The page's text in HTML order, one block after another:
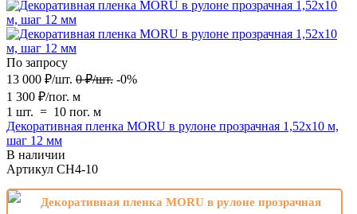
По запросу
13 000 ₽/шт. 0 ₽/шт. -0%
1 300 ₽/пог. м
1 шт. = 10 пог. м
Декоративная пленка MORU в рулоне прозрачная 1,52х10 м,
шаг 12 мм
В наличии
Артикул CH4-10